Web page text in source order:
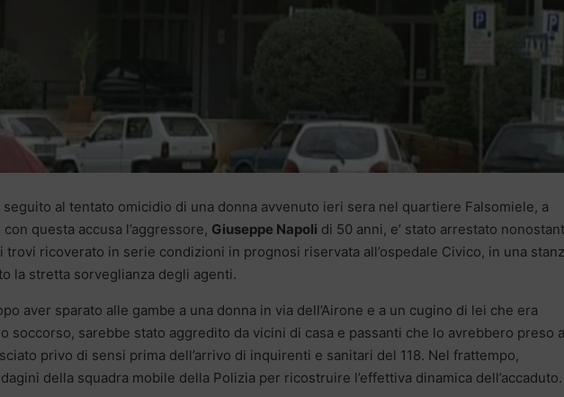
seguito al tentato omicidio di una donna avvenuto ieri sera nel quartiere Falsomiele, a
questa accusa l’aggressore, Giuseppe Napoli di 50 anni, e’ stato arrestato
trovi ricoverato in serie condizioni in prognosi riservata all’ospedale Civico, in una
la stretta sorveglianza degli agenti.
aver sparato alle gambe a una donna in via dell’Airone e a un cugino di lei che era
soccorso, sarebbe stato aggredito da vicini di casa e passanti che lo avrebbero preso a
privo di sensi prima dell’arrivo di inquirenti e sanitari del 118. Nel frattempo,
della squadra mobile della Polizia per ricostruire l’effettiva dinamica dell’accaduto.